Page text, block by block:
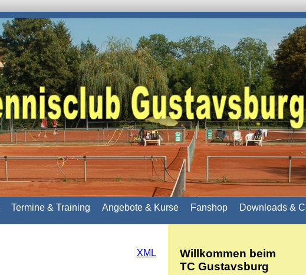
Termine & Training Angebote & Kurse Fanshop Downloads &
XML
Willkommen beim
TC Gustavsburg